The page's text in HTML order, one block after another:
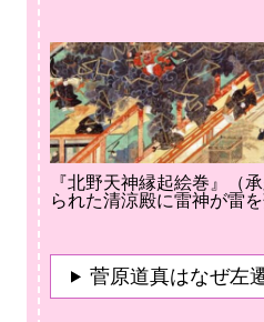
『北野天神縁起絵巻』（
られた清涼殿に雷神が雷
菅原道真はなぜ左